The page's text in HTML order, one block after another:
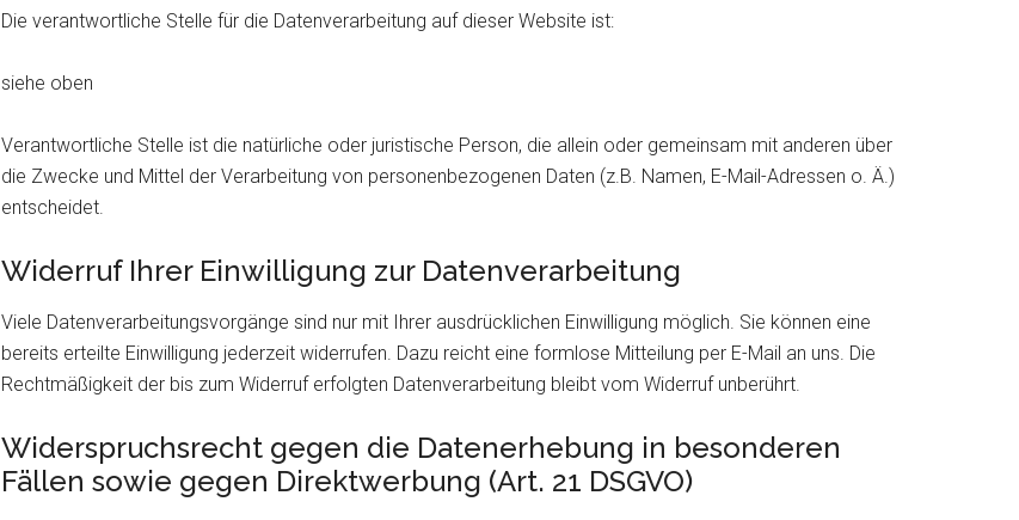
Die verantwortliche Stelle für die Datenverarbeitung auf dieser Website ist:
siehe oben
Verantwortliche Stelle ist die natürliche oder juristische Person, die allein oder gemeinsam mit anderen über
die Zwecke und Mittel der Verarbeitung von personenbezogenen Daten (z.B. Namen, E-Mail-Adressen o. Ä.)
entscheidet.
Widerruf Ihrer Einwilligung zur Datenverarbeitung
Viele Datenverarbeitungsvorgänge sind nur mit Ihrer ausdrücklichen Einwilligung möglich. Sie können eine
bereits erteilte Einwilligung jederzeit widerrufen. Dazu reicht eine formlose Mitteilung per E-Mail an uns. Die
Rechtmäßigkeit der bis zum Widerruf erfolgten Datenverarbeitung bleibt vom Widerruf unberührt.
Widerspruchsrecht gegen die Datenerhebung in besonderen
Fällen sowie gegen Direktwerbung (Art. 21 DSGVO)